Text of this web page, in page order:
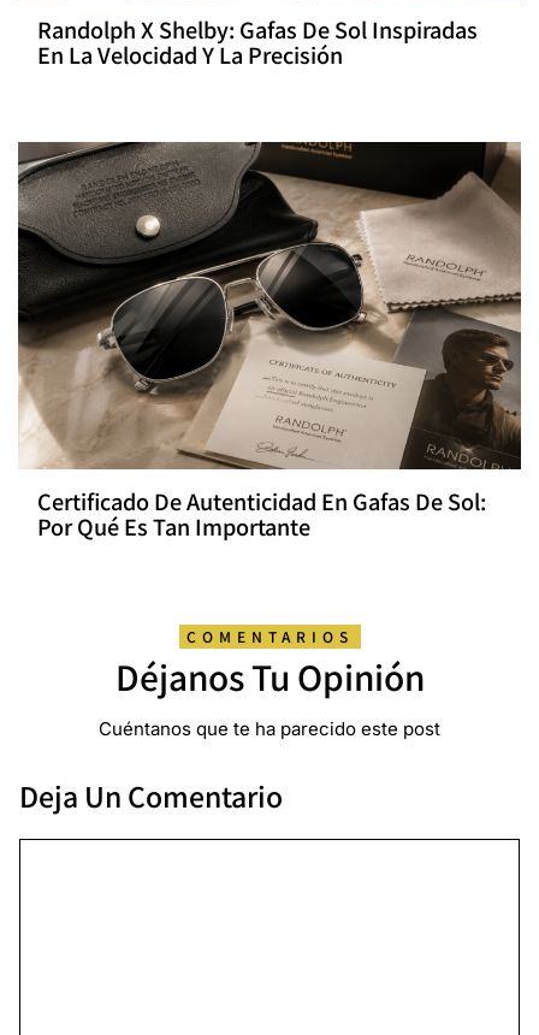
Randolph X Shelby: Gafas De Sol Inspiradas
En La Velocidad Y La Precisión
Certificado De Autenticidad En Gafas De Sol:
Por Qué Es Tan Importante
COMENTARIOS
Déjanos Tu Opinión
Cuéntanos que te ha parecido este post
Deja Un Comentario